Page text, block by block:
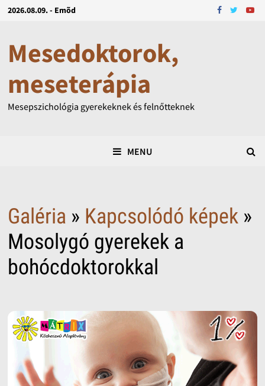
2026.08.09. - Emõd
Mesedoktorok,
meseterápia
Mesepszichológia gyerekeknek és felnőtteknek
MENU
Galéria » Kapcsolódó képek»
Mosolygó gyerekek a
bohócdoktorokkal